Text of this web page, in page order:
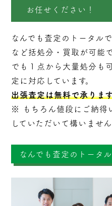
お任せください！
なんでも査定のトータル
など括処分・ 買取 が可能
でも１点から大量処分も
定に対応しています。
出張査定は無料で承りま
※ もちろん値段にご納得
していただいて構いません
なんでも査定のトータ